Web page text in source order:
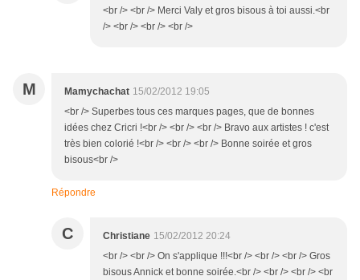
<br /> <br /> Merci Valy et gros bisous à toi aussi.<br
/> <br /> <br /> <br />
M Mamychachat 15/02/2012 19:05
<br /> Superbes tous ces marques pages, que de bonnes
idées chez Cricri !<br /> <br /> <br /> Bravo aux artistes ! c'est
très bien colorié !<br /> <br /> <br /> Bonne soirée et gros
bisous<br />
Répondre
C Christiane 15/02/2012 20:24
<br /> <br /> On s'applique !!!<br /> <br /> <br /> Gros
bisous Annick et bonne soirée.<br /> <br /> <br /> <br